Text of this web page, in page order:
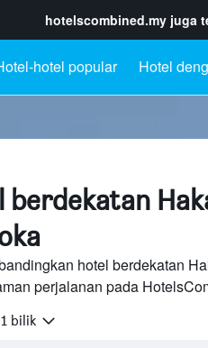
hotelscombined.my juga
hotel popular Hotel
berdekatan
hotel berdekatan
perjalanan pada
bilik